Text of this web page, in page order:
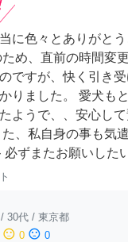
に色々とありがと
め、直前の時間変
ですが、快く引き
りました。 愛犬も
ようで、、安心し
、私自身の事も気
ずまたお願いした
/ 30代 / 東京都
sentiment_neutral 0 sentiment_dissatisfied 0